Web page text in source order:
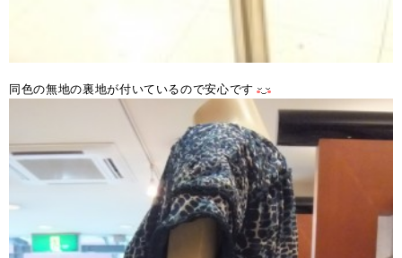
同色の無地の裏地が付いているので安心です